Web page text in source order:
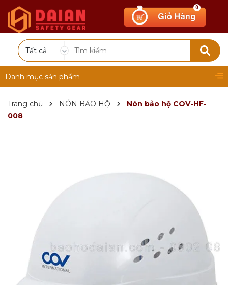
Tất cả
0
Danh mục sản phẩm
Trang chủ NÓN BẢO HỘ
Nón bảo hộ COV-HF-
008